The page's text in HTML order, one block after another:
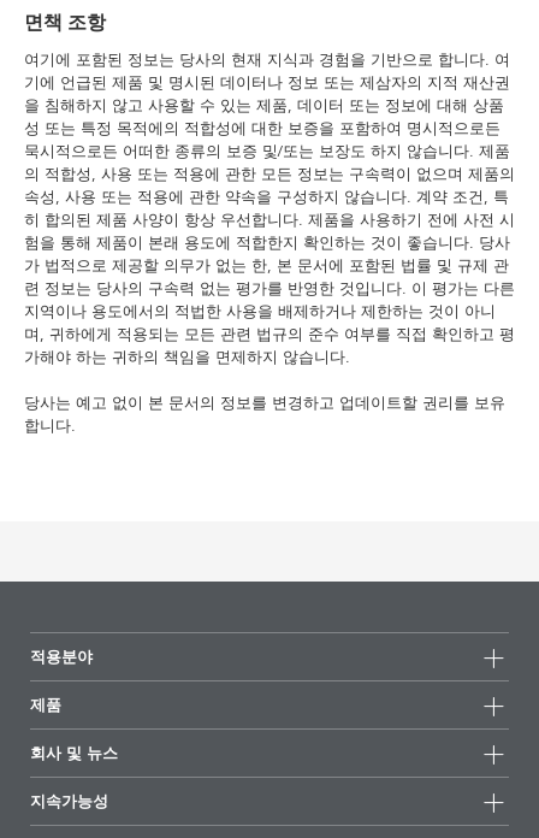
면책 조항
여기에 포함된 정보는 당사의 현재 지식과 경험을 기반으로 합니다. 여
기에 언급된 제품 및 명시된 데이터나 정보 또는 제삼자의 지적 재산권
을 침해하지 않고 사용할 수 있는 제품, 데이터 또는 정보에 대해 상품
성 또는 특정 목적에의 적합성에 대한 보증을 포함하여 명시적으로든
묵시적으로든 어떠한 종류의 보증 및/또는 보장도 하지 않습니다. 제품
의 적합성, 사용 또는 적용에 관한 모든 정보는 구속력이 없으며 제품의
속성, 사용 또는 적용에 관한 약속을 구성하지 않습니다. 계약 조건, 특
히 합의된 제품 사양이 항상 우선합니다. 제품을 사용하기 전에 사전 시
험을 통해 제품이 본래 용도에 적합한지 확인하는 것이 좋습니다. 당사
가 법적으로 제공할 의무가 없는 한, 본 문서에 포함된 법률 및 규제 관
련 정보는 당사의 구속력 없는 평가를 반영한 것입니다. 이 평가는 다른
지역이나 용도에서의 적법한 사용을 배제하거나 제한하는 것이 아니
며, 귀하에게 적용되는 모든 관련 법규의 준수 여부를 직접 확인하고 평
가해야 하는 귀하의 책임을 면제하지 않습니다.
당사는 예고 없이 본 문서의 정보를 변경하고 업데이트할 권리를 보유
합니다.
적용분야
제품
모든제품
하이라이트
회사 및 뉴스
뉴스
지속가능성